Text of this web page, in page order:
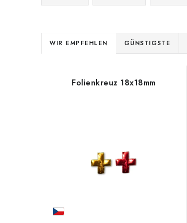
P
r
WIR EMPFEHLEN GÜNSTIGSTE
Folienkreuz 18x18mm